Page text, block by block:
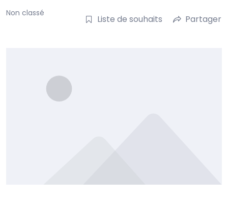
Non classé
Liste de souhaits Partager